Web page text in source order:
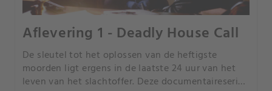
Aflevering 1 - Deadly House Call
De sleutel tot het oplossen van de heftigste
moorden ligt ergens in de laatste 24 uur van het
leven van het slachtoffer. Deze documentaireserie